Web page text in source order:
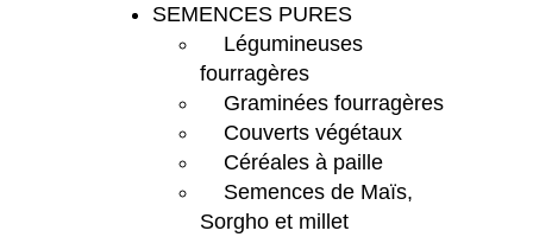
SEMENCES PURES
Légumineuses
fourragères
Graminées fourragères
Couverts végétaux
Céréales à paille
Semences de Maïs,
Sorgho et millet